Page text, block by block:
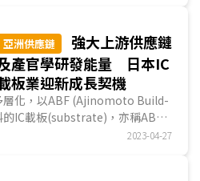
亞洲供應鏈
強大上游供應鏈
產官學研發能量 日本IC
板業迎新成長契機
層化，以ABF (Ajinomoto Build-
IC載板(substrate)，亦稱ABF
載板主要供應國，其市...2023-04-27